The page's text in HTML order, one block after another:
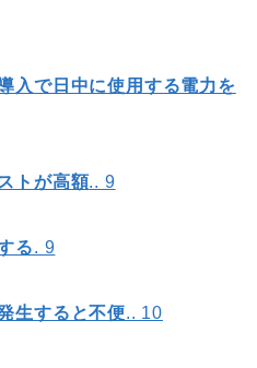
入で日中に使用する電力を
トが高額.. 9
る. 9
生すると不便.. 10